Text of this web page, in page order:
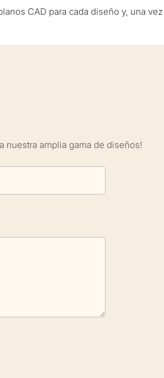
CAD para cada diseño y, una vez
nuestra amplia gama de diseños!